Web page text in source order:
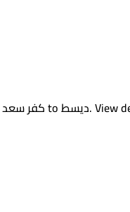
كفر سعدtoديسط.View